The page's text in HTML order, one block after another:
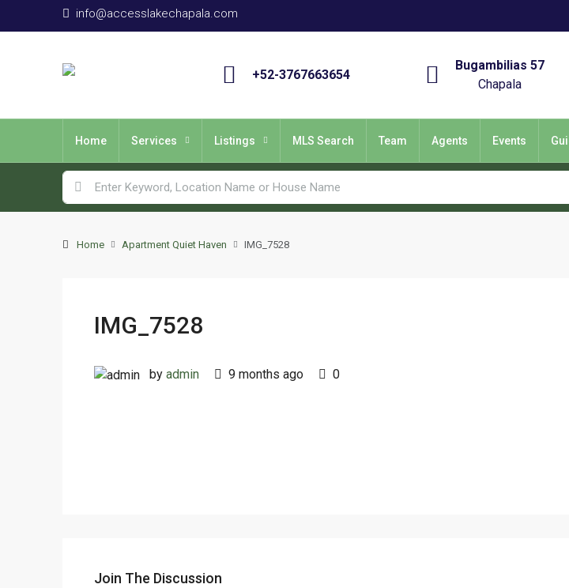
info@accesslakechapala.com
+52-3767663654
Bugambilias 57
Chapala
Home Services Listings MLS Search Team Agents Events
Home Apartment Quiet Haven IMG_7528
IMG_7528
by admin 9 months ago 0
Join The Discussion